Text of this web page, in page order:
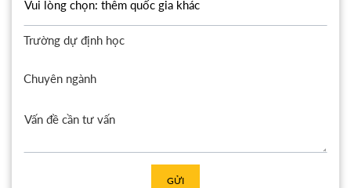
Trường dự định học
Chuyên ngành
GỬI